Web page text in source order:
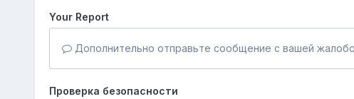
Your Report
Дополнительно отправьте сообщение с вашей
Проверка безопасности